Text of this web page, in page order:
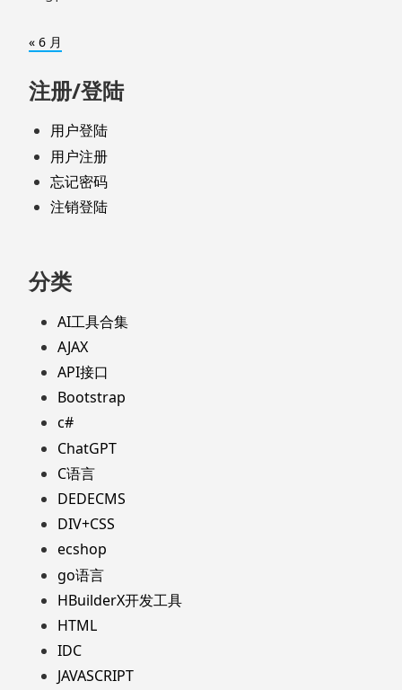
« 6 月
注册/登陆
用户登陆
用户注册
忘记密码
注销登陆
分类
AI工具合集
AJAX
API接口
Bootstrap
c#
ChatGPT
C语言
DEDECMS
DIV+CSS
ecshop
go语言
HBuilderX开发工具
HTML
IDC
JAVASCRIPT